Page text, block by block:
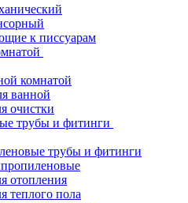
к писсуарам
комнатой
ванной
очистки
трубы и фитинги
трубы и фитинги
отопления
теплого пола